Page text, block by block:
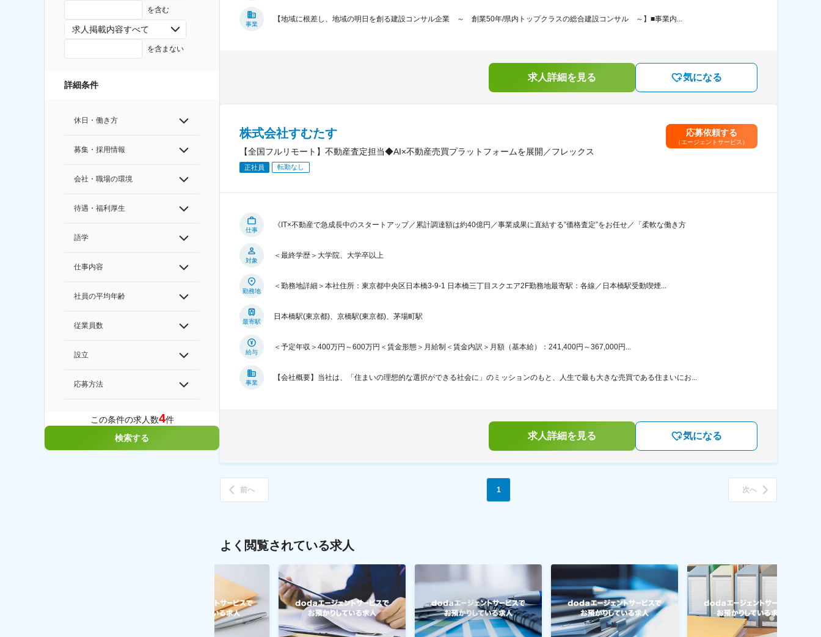
を含む
求人掲載内容すべて
を含まない
詳細条件
休日・働き方
募集・採用情報
会社・職場の環境
待遇・福利厚生
語学
仕事内容
社員の平均年齢
従業員数
設立
応募方法
この条件の求人数4件
検索する
事業
【地域に根差し、地域の明日を創る建設コンサル企業 ～ 創業50年/県内トップクラスの総合建設コンサル ～】■事業内...
求人詳細を見る 気になる
株式会社すむたす
【全国フルリモート】不動産査定担当◆AI×不動産売買プラットフォームを展開／フレックス
正社員 転勤なし
応募依頼する
（エージェントサービス）
仕事
《IT×不動産で急成長中のスタートアップ／累計調達額は約40億円／事業成果に直結する”価格査定”をお任せ／「柔軟な働き方
対象
＜最終学歴＞大学院、大学卒以上
勤務地
＜勤務地詳細＞本社住所：東京都中央区日本橋3-9-1 日本橋三丁目スクエア2F勤務地最寄駅：各線／日本橋駅受動喫煙...
最寄駅
日本橋駅(東京都)、京橋駅(東京都)、茅場町駅
給与
＜予定年収＞400万円～600万円＜賃金形態＞月給制＜賃金内訳＞月額（基本給）：241,400円～367,000円...
事業
【会社概要】当社は、「住まいの理想的な選択ができる社会に」のミッションのもと、人生で最も大きな売買である住まいにお...
求人詳細を見る 気になる
前へ 1 次へ
よく閲覧されている求人